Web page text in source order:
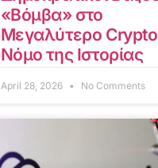
«Βόμβα» στο
Μεγαλύτερο Crypto
Νόμο της Ιστορίας
April 28, 2026 No Comments